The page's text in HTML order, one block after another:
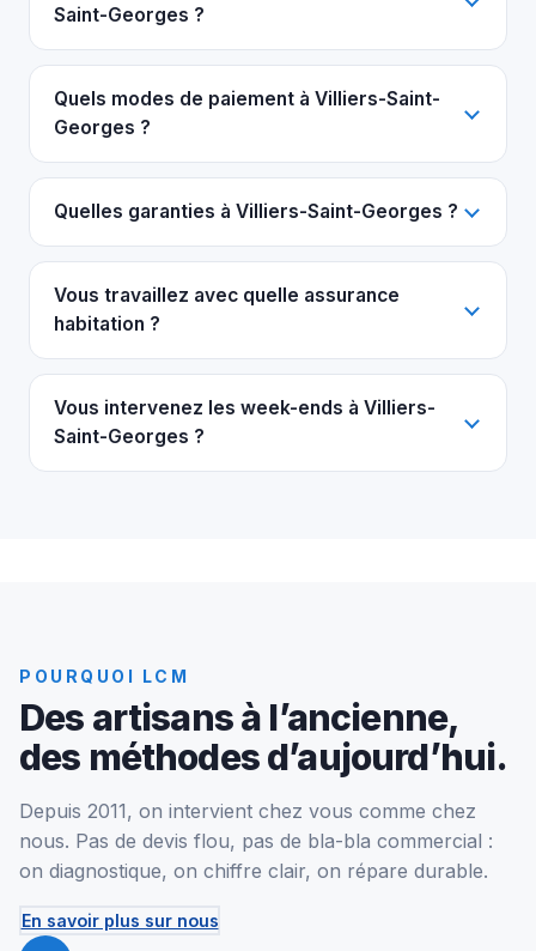
Saint-Georges ?
Quels modes de paiement à Villiers-Saint-
Georges ?
Quelles garanties à Villiers-Saint-Georges ?
Vous travaillez avec quelle assurance
habitation ?
Vous intervenez les week-ends à Villiers-
Saint-Georges ?
POURQUOI LCM
Des artisans à l’ancienne,
des méthodes d’aujourd’hui.
Depuis 2011, on intervient chez vous comme chez
nous. Pas de devis flou, pas de bla-bla commercial :
on diagnostique, on chiffre clair, on répare durable.
En savoir plus sur nous